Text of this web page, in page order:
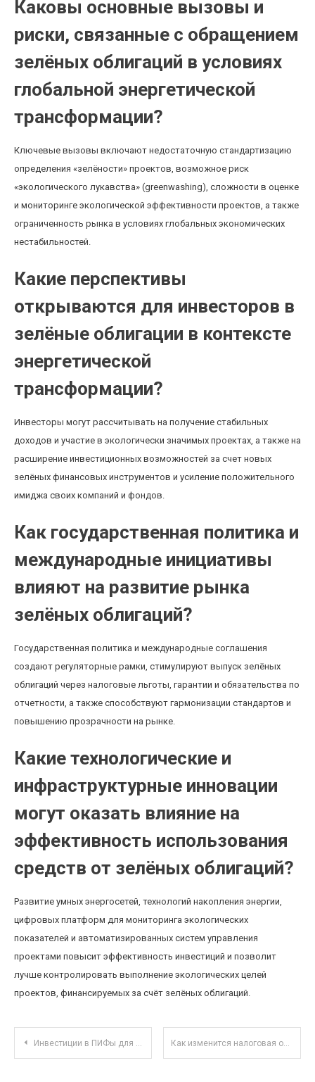
Каковы основные вызовы и
риски, связанные с обращением
зелёных облигаций в условиях
глобальной энергетической
трансформации?
Ключевые вызовы включают недостаточную стандартизацию
определения «зелёности» проектов, возможное риск
«экологического лукавства» (greenwashing), сложности в оценке
и мониторинге экологической эффективности проектов, а также
ограниченность рынка в условиях глобальных экономических
нестабильностей.
Какие перспективы
открываются для инвесторов в
зелёные облигации в контексте
энергетической
трансформации?
Инвесторы могут рассчитывать на получение стабильных
доходов и участие в экологически значимых проектах, а также на
расширение инвестиционных возможностей за счет новых
зелёных финансовых инструментов и усиление положительного
имиджа своих компаний и фондов.
Как государственная политика и
международные инициативы
влияют на развитие рынка
зелёных облигаций?
Государственная политика и международные соглашения
создают регуляторные рамки, стимулируют выпуск зелёных
облигаций через налоговые льготы, гарантии и обязательства по
отчетности, а также способствуют гармонизации стандартов и
повышению прозрачности на рынке.
Какие технологические и
инфраструктурные инновации
могут оказать влияние на
эффективность использования
средств от зелёных облигаций?
Развитие умных энергосетей, технологий накопления энергии,
цифровых платформ для мониторинга экологических
показателей и автоматизированных систем управления
проектами повысит эффективность инвестиций и позволит
лучше контролировать выполнение экологических целей
проектов, финансируемых за счёт зелёных облигаций.
Навигация по записям
Инвестиции в ПИФы для молодых специалистов: риски и преимущества в условиях нестабильной экономики Как изменится налоговая отчетность для удалённых работников в 2025 году